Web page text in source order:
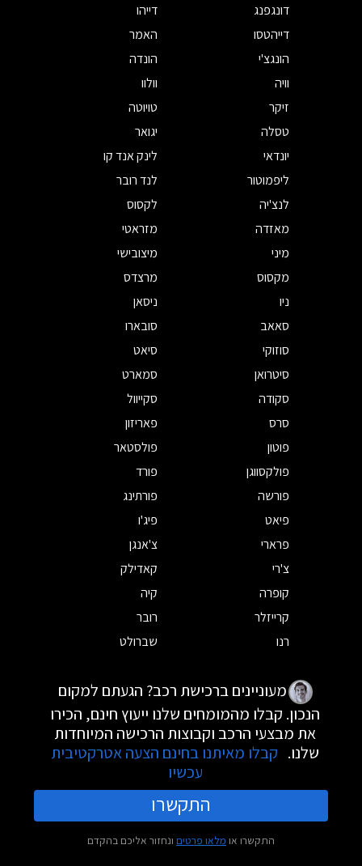
דונגפנג
דייהו
דייהטסו
האמר
הונגצ'י
הונדה
וויה
וולוו
זיקר
טויוטה
טסלה
יגואר
יונדאי
לינק אנד קו
ליפמוטור
לנד רובר
לנצ'יה
לקסוס
מאזדה
מזראטי
מיני
מיצובישי
מקסוס
מרצדס
ניו
ניסאן
סאאב
סובארו
סוזוקי
סיאט
סיטרואן
סמארט
סקודה
סקייוול
סרס
פאריזון
פוטון
פולסטאר
פולקסווגן
פורד
פורשה
פורתינג
פיאט
פיג'ו
פרארי
צ'אנגן
צ'רי
קאדילק
קופרה
קיה
קרייזלר
רובר
רנו
שברולט
מעוניינים ברכישת רכב? הגעתם למקום
הנכון. קבלו מהמומחים שלנו ייעוץ חינם, הכירו
את מבצעי הרכב וקבוצות הרכישה המיוחדות
שלנו. קבלו מאיתנו בחינם הצעה אטרקטיבית
עכשיו
התקשרו
התקשרו או מלאו פרטים ונחזור אליכם בהקדם